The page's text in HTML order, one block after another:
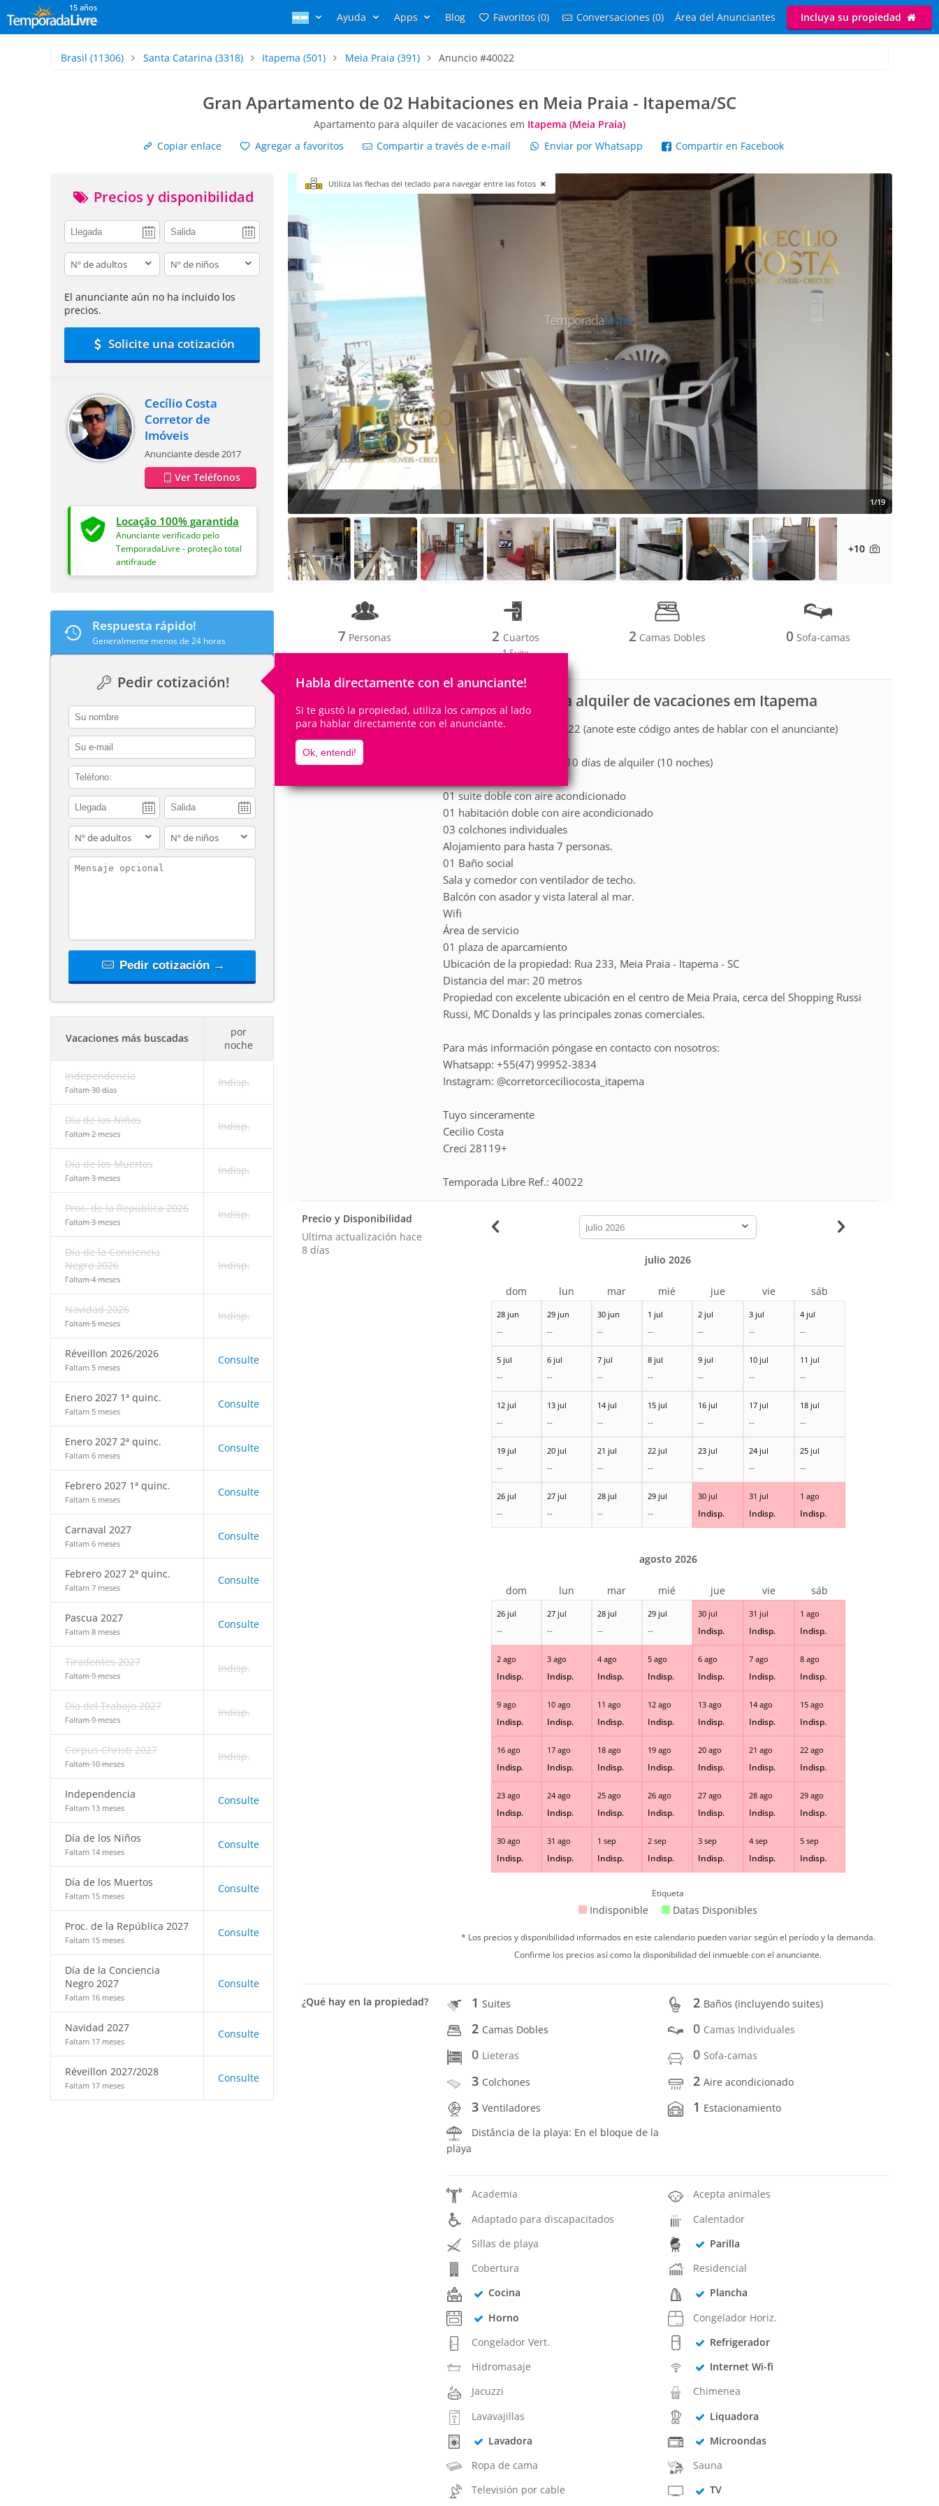
15 años
Ayuda Apps Blog Favoritos (0) Conversaciones (0) Área del Anunciantes Incluya su propiedad
Brasil (11306) Santa Catarina (3318) Itapema (501) Meia Praia (391) Anuncio #40022
Gran Apartamento de 02 Habitaciones en Meia Praia - Itapema/SC
Apartamento para alquiler de vacaciones em Itapema (Meia Praia)
Copiar enlace
Agregar a favoritos Compartir a través de e-mail Enviar por Whatsapp Compartir en Facebook
Precios y disponibilidad
adults children
El anunciante aún no ha incluido los
precios.
Solicite una cotización
Cecílio Costa
Corretor de
Imóveis
Anunciante desde 2017
Ver Teléfonos
Locação 100% garantida
Anunciante verificado pelo
TemporadaLivre - proteção total
antifraude
Respuesta rápido!
Generalmente menos de 24 horas
Pedir cotización! Habla directamente con el anunciante!
Si te gustó la propiedad, utiliza los campos al lado
para hablar directamente con el anunciante.
Ok, entendi!
contact_name
contact_email
contact_phone
adults children
contact_message
Pedir cotización →
Vacaciones más buscadas
por
noche
Independencia
Faltam 30 dias
Indisp.
Día de los Niños
Faltam 2 meses
Indisp.
Día de los Muertos
Faltam 3 meses
Indisp.
Proc. de la República 2026
Faltam 3 meses
Indisp.
Día de la Conciencia
Negro 2026
Faltam 4 meses
Indisp.
Navidad 2026
Faltam 5 meses
Indisp.
Réveillon 2026/2026
Faltam 5 meses
Consulte
Enero 2027 1ª quinc.
Faltam 5 meses
Consulte
Enero 2027 2ª quinc.
Faltam 6 meses
Consulte
Febrero 2027 1ª quinc.
Faltam 6 meses
Consulte
Carnaval 2027
Faltam 6 meses
Consulte
Febrero 2027 2ª quinc.
Faltam 7 meses
Consulte
Pascua 2027
Faltam 8 meses
Consulte
Tiradentes 2027
Faltam 9 meses
Indisp.
Día del Trabajo 2027
Faltam 9 meses
Indisp.
Corpus Christi 2027
Faltam 10 meses
Indisp.
Independencia
Faltam 13 meses
Consulte
Día de los Niños
Faltam 14 meses
Consulte
Día de los Muertos
Faltam 15 meses
Consulte
Proc. de la República 2027
Faltam 15 meses
Consulte
Día de la Conciencia
Negro 2027
Faltam 16 meses
Consulte
Navidad 2027
Faltam 17 meses
Consulte
Réveillon 2027/2028
Faltam 17 meses
Consulte
Utiliza las flechas del teclado para navegar entre las fotos
1/19
+10
7 Personas 2 Cuartos
1Suite
2 Camas Dobles 0 Sofa-camas
Apartamento para alquiler de vacaciones em Itapema
Código de propiedad: 40022 (anote este código antes de hablar con el anunciante)
A final de año se exigirán 10 días de alquiler (10 noches)
01 suite doble con aire acondicionado
01 habitación doble con aire acondicionado
03 colchones individuales
Alojamiento para hasta 7 personas.
01 Baño social
Sala y comedor con ventilador de techo.
Balcón con asador y vista lateral al mar.
Wifi
Área de servicio
01 plaza de aparcamiento
Ubicación de la propiedad: Rua 233, Meia Praia - Itapema - SC
Distancia del mar: 20 metros
Propiedad con excelente ubicación en el centro de Meia Praia, cerca del Shopping Russi
Russi, MC Donalds y las principales zonas comerciales.
Para más información póngase en contacto con nosotros:
Whatsapp: +55(47) 99952-3834
Instagram: @corretorceciliocosta_itapema
Tuyo sinceramente
Cecilio Costa
Creci 28119+
Temporada Libre Ref.: 40022
Precio y Disponibilidad
Ultima actualización hace
8 días
calendar-
month
28 jun
--
29 jun
--
30 jun
--
1 jul
--
2 jul
--
3 jul
--
4 jul
--
5 jul
--
6 jul
--
7 jul
--
8 jul
--
9 jul
--
10 jul
--
11 jul
--
12 jul
--
13 jul
--
14 jul
--
15 jul
--
16 jul
--
17 jul
--
18 jul
--
19 jul
--
20 jul
--
21 jul
--
22 jul
--
23 jul
--
24 jul
--
25 jul
--
26 jul
--
27 jul
--
28 jul
--
29 jul
--
30 jul
Indisp.
31 jul
Indisp.
1 ago
Indisp.
julio 2026
dom lun mar mié jue vie sáb
26 jul
--
27 jul
--
28 jul
--
29 jul
--
30 jul
Indisp.
31 jul
Indisp.
1 ago
Indisp.
2 ago
Indisp.
3 ago
Indisp.
4 ago
Indisp.
5 ago
Indisp.
6 ago
Indisp.
7 ago
Indisp.
8 ago
Indisp.
9 ago
Indisp.
10 ago
Indisp.
11 ago
Indisp.
12 ago
Indisp.
13 ago
Indisp.
14 ago
Indisp.
15 ago
Indisp.
16 ago
Indisp.
17 ago
Indisp.
18 ago
Indisp.
19 ago
Indisp.
20 ago
Indisp.
21 ago
Indisp.
22 ago
Indisp.
23 ago
Indisp.
24 ago
Indisp.
25 ago
Indisp.
26 ago
Indisp.
27 ago
Indisp.
28 ago
Indisp.
29 ago
Indisp.
30 ago
Indisp.
31 ago
Indisp.
1 sep
Indisp.
2 sep
Indisp.
3 sep
Indisp.
4 sep
Indisp.
5 sep
Indisp.
agosto 2026
dom lun mar mié jue vie sáb
Etiqueta
Indisponible Datas Disponibles
* Los precios y disponibilidad informados en este calendario pueden variar según el período y la demanda.
Confirme los precios así como la disponibilidad del inmueble con el anunciante.
¿Qué hay en la propiedad? 1Suites 2 Baños (incluyendo suites)
2 Camas Dobles 0 Camas Individuales
0 Lieteras 0 Sofa-camas
3 Colchones 2Aire acondicionado
3Ventiladores 1 Estacionamiento
Distância de la playa: En el bloque de la
playa
Academia
Acepta animales
Adaptado para discapacitados
Calentador
Sillas de playa
Parilla
Cobertura
Residencial
Cocina
Plancha
Horno
Congelador Horiz.
Congelador Vert.
Refrigerador
Hidromasaje
Internet Wi-fi
Jacuzzi
Chimenea
Lavavajillas
Liquadora
Lavadora
Microondas
Ropa de cama
Sauna
Televisión por cable
TV